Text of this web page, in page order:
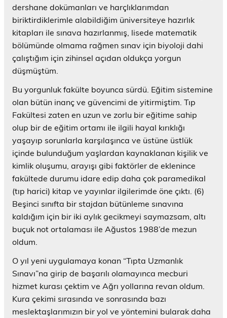
dershane dokümanları ve harçlıklarımdan
biriktirdiklerimle alabildiğim üniversiteye hazırlık
kitapları ile sınava hazırlanmış, lisede matematik
bölümünde olmama rağmen sınav için biyoloji dahi
çalıştığım için zihinsel açıdan oldukça yorgun
düşmüştüm.
Bu yorgunluk fakülte boyunca sürdü. Eğitim sistemine
olan bütün inanç ve güvencimi de yitirmiştim. Tıp
Fakültesi zaten en uzun ve zorlu bir eğitime sahip
olup bir de eğitim ortamı ile ilgili hayal kırıklığı
yaşayıp sorunlarla karşılaşınca ve üstüne üstlük
içinde bulunduğum yaşlardan kaynaklanan kişilik ve
kimlik oluşumu, arayışı gibi faktörler de eklenince
fakültede durumu idare edip daha çok paramedikal
(tıp harici) kitap ve yayınlar ilgilerimde öne çıktı. (6)
Beşinci sınıfta bir stajdan bütünleme sınavına
kaldığım için bir iki aylık gecikmeyi saymazsam, altı
buçuk not ortalaması ile Ağustos 1988’de mezun
oldum.
O yıl yeni uygulamaya konan “Tıpta Uzmanlık
Sınavı”na girip de başarılı olamayınca mecburi
hizmet kurası çektim ve Ağrı yollarına revan oldum.
Kura çekimi sırasında ve sonrasında bazı
meslektaşlarımızın bir yol ve yöntemini bularak daha